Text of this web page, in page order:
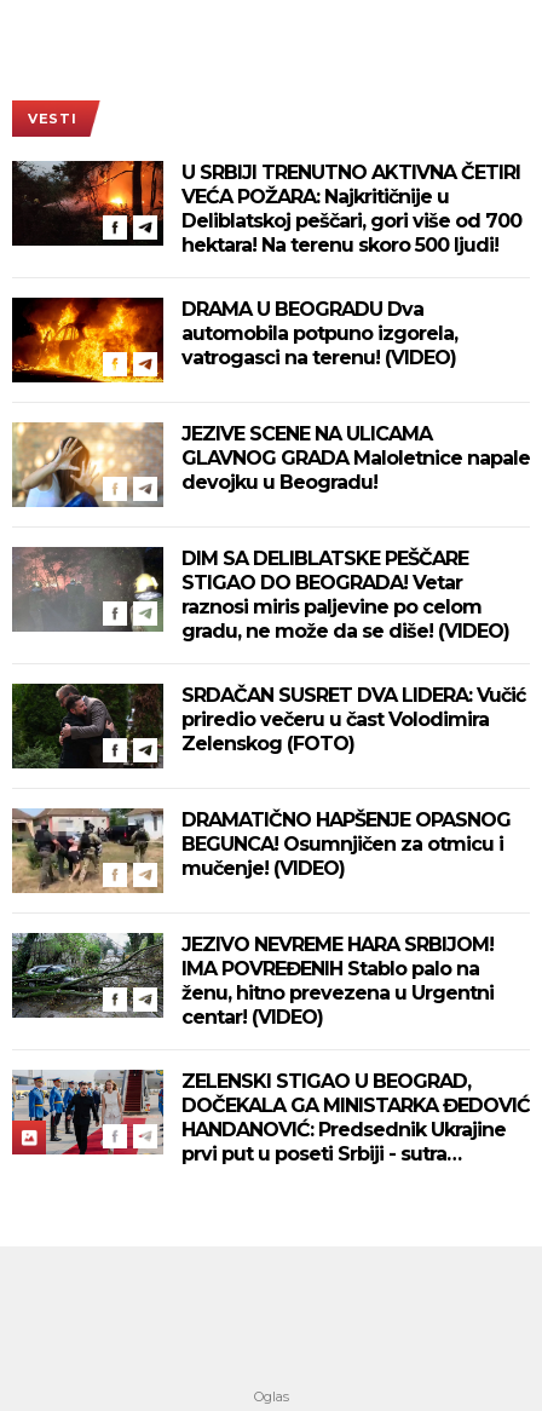
VESTI
U SRBIJI TRENUTNO AKTIVNA ČETIRI
VEĆA POŽARA: Najkritičnije u
Deliblatskoj peščari, gori više od 700
hektara! Na terenu skoro 500 ljudi!
DRAMA U BEOGRADU Dva
automobila potpuno izgorela,
vatrogasci na terenu! (VIDEO)
JEZIVE SCENE NA ULICAMA
GLAVNOG GRADA Maloletnice napale
devojku u Beogradu!
DIM SA DELIBLATSKE PEŠČARE
STIGAO DO BEOGRADA! Vetar
raznosi miris paljevine po celom
gradu, ne može da se diše! (VIDEO)
SRDAČAN SUSRET DVA LIDERA: Vučić
priredio večeru u čast Volodimira
Zelenskog (FOTO)
DRAMATIČNO HAPŠENJE OPASNOG
BEGUNCA! Osumnjičen za otmicu i
mučenje! (VIDEO)
JEZIVO NEVREME HARA SRBIJOM!
IMA POVREĐENIH Stablo palo na
ženu, hitno prevezena u Urgentni
centar! (VIDEO)
ZELENSKI STIGAO U BEOGRAD,
DOČEKALA GA MINISTARKA ĐEDOVIĆ
HANDANOVIĆ: Predsednik Ukrajine
prvi put u poseti Srbiji - sutra